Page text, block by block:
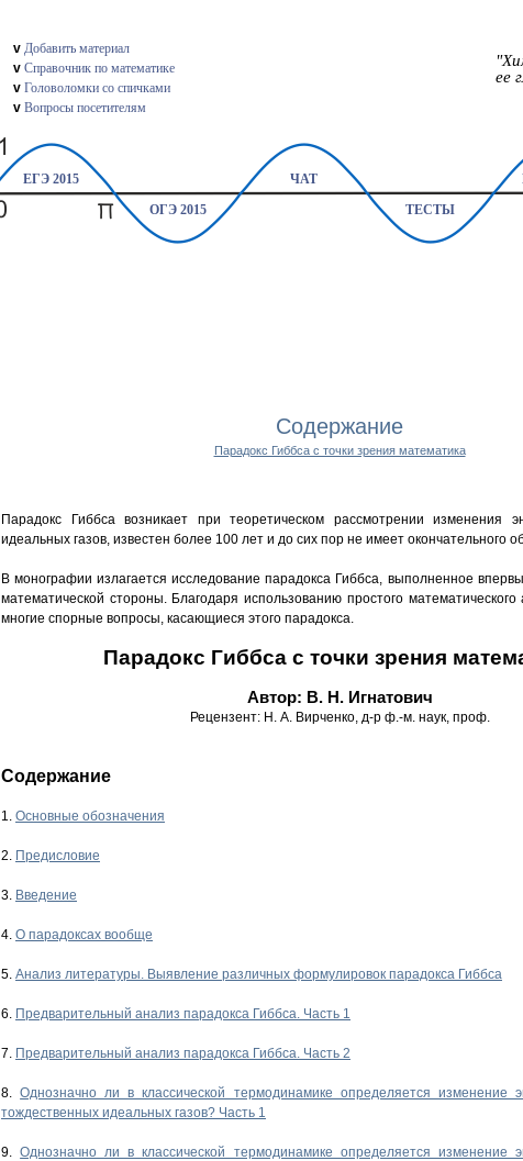
v Добавить материал
v Справочник по математике
v Головоломки со спичками
v Вопросы посетителям
ее
ЕГЭ 2015 ЧАТ
ОГЭ 2015 ТЕСТЫ
Содержание
Парадокс Гиббса с точки зрения математика
Парадокс Гиббса возникает при теоретическом рассмотрении изменения
идеальных газов, известен более 100 лет и до сих пор не имеет окончательного
В монографии излагается исследование парадокса Гиббса, выполненное
математической стороны. Благодаря использованию простого
многие спорные вопросы, касающиеся этого парадокса.
Парадокс Гиббса с точки зрения
Автор: В. Н. Игнатович
Рецензент: Н. А. Вирченко, д-р ф.-м. наук, проф.
Содержание
1. Основные обозначения
2. Предисловие
3. Введение
4. О парадоксах вообще
5. Анализ литературы. Выявление различных формулировок парадокса Гиббса
6. Предварительный анализ парадокса Гиббса. Часть 1
7. Предварительный анализ парадокса Гиббса. Часть 2
8.Однозначно ли в классической термодинамике определяется изменение
тождественных идеальных газов? Часть 1
9.Однозначно ли в классической термодинамике определяется изменение